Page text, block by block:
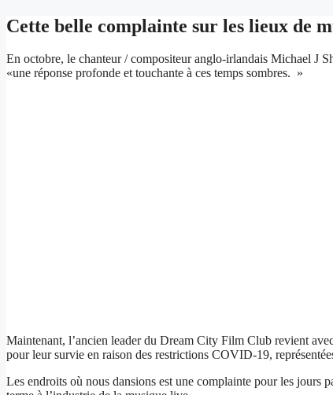
Cette belle complainte sur les lieux de
En octobre, le chanteur / compositeur anglo-irlandais Michael J
«une réponse profonde et touchante à ces temps sombres. »
Maintenant, l’ancien leader du Dream City Film Club revient
pour leur survie en raison des restrictions COVID-19,
Les endroits où nous dansions est une complainte pour les jours